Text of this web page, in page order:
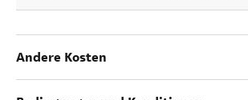
Andere Kosten